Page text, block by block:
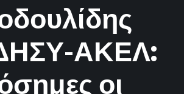
ΑΚΕΛ:
οι